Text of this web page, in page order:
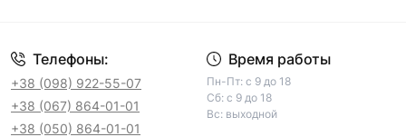
Телефоны:
+38 (098) 922-55-07
+38 (067) 864-01-01
+38 (050) 864-01-01
Время работы
Пн-Пт: с 9 до 18
Сб: с 9 до 18
Вс: выходной